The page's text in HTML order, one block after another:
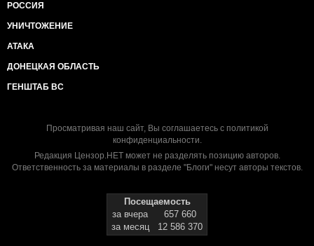
РОССИЯ
УНИЧТОЖЕНИЕ
АТАКА
ДОНЕЦКАЯ ОБЛАСТЬ
ГЕНШТАБ ВС
Просматривая наш сайт, Вы соглашаетесь с политикой
конфиденциальности.
Редакция Цензор.НЕТ может не разделять позицию авторов.
Ответственность за материалы в разделе "Блоги" несут авторы текстов.
Посещаемость
за вчера
657 660
за месяц
12 586 370